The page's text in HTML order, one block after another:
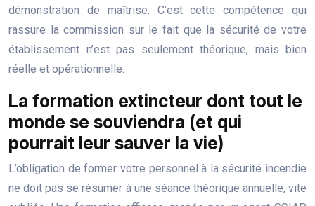
démonstration de maîtrise. C’est cette compétence qui
rassure la commission sur le fait que la sécurité de votre
établissement n’est pas seulement théorique, mais bien
réelle et opérationnelle.
La formation extincteur dont tout le
monde se souviendra (et qui
pourrait leur sauver la vie)
L’obligation de former votre personnel à la sécurité incendie
ne doit pas se résumer à une séance théorique annuelle, vite